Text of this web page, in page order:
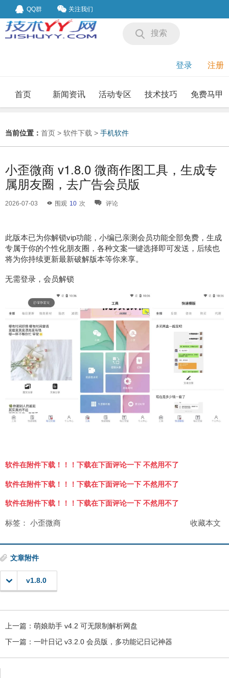
QQ群 关注我们
搜索
登录 注册
首页 新闻资讯 活动专区 技术技巧 免费马甲
当前位置： 首页 > 软件下载 > 手机软件
小歪微商 v1.8.0 微商作图工具，生成专
属朋友圈，去广告会员版
2026-07-03 围观 10 次 评论
此版本已为你解锁vip功能，小编已亲测会员功能全部免费，生成
专属于你的个性化朋友圈，各种文案一键选择即可发送，后续也
将为你持续更新最新破解版本等你来享。
无需登录，会员解锁
软件在附件下载！！！下载在下面评论一下 不然用不了
软件在附件下载！！！下载在下面评论一下 不然用不了
软件在附件下载！！！下载在下面评论一下 不然用不了
收藏本文
标签： 小歪微商
文章附件
v1.8.0
上一篇： 萌娘助手 v4.2 可无限制解析网盘
下一篇： 一叶日记 v3.2.0 会员版，多功能记日记神器